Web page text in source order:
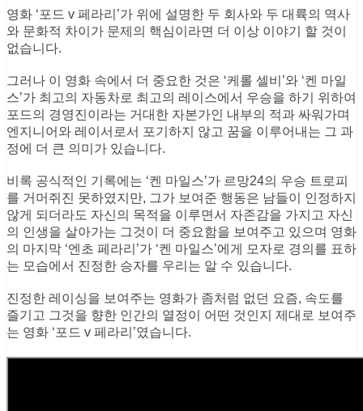
비록 공식적인 기록에는 ‘켄 마일스’가 르망24의 우승 트로피
를 거머쥐진 못하였지만, 그가 보여준 행동은 남들이 인정하지
않게 되더라도 자신의 목적을 이루면서 자존감을 가지고 자신
의 마지막 ‘엔초 페라리’가 ‘켄 마일스’에게 모자로 경의를 표하
는 모습에서 진정한 승자를 우리는 알 수 있습니다.
진정한 레이싱을 보여주는 영화가 좀처럼 없던 요즘, 속도를
즐기고 그것을 향한 인간의 열정이 어떤 것인지 제대로 보여주